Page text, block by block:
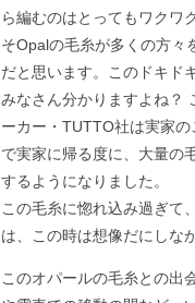
ら編むのはとってもワクワ
そOpalの毛糸が多くの方々
だと思います。このドキド
みなさん分かりますよね？
ーカー・TUTTO社は実家
で実家に帰る度に、大量の
するようになりました。
この毛糸に惚れ込み過ぎて
は、この時は想像だにしな
このオパールの毛糸との出